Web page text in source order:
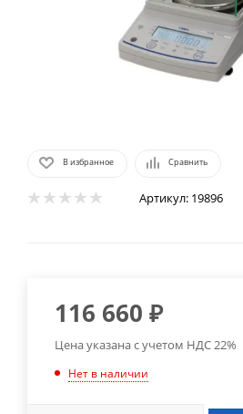
В избранное Сравнить
Артикул: 19896
116 660 ₽
Цена указана с учетом НДС 22%
Нет в наличии